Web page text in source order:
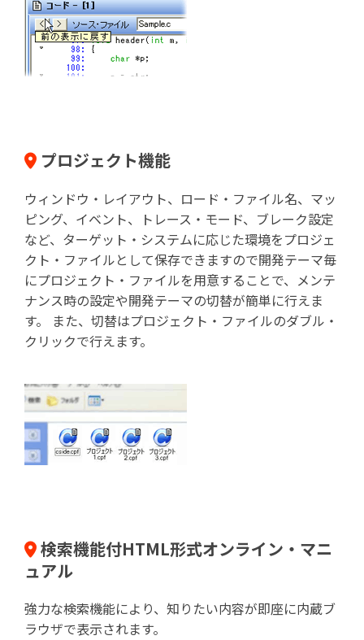
プロジェクト機能
ウィンドウ・レイアウト、ロード・ファイル名、マッ
ピング、イベント、トレース・モード、ブレーク設定
など、ターゲット・システムに応じた環境をプロジェ
クト・ファイルとして保存できますので開発テーマ毎
にプロジェクト・ファイルを用意することで、メンテ
ナンス時の設定や開発テーマの切替が簡単に行えま
す。 また、切替はプロジェクト・ファイルのダブル・
クリックで行えます。
検索機能付HTML形式オンライン・マニ
ュアル
強力な検索機能により、知りたい内容が即座に内蔵ブ
ラウザで表示されます。